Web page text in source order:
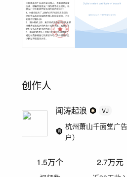
创作人
闻涛起浪 VJ
杭州萧山千面堂广
户）
1.5万个 2.7万元